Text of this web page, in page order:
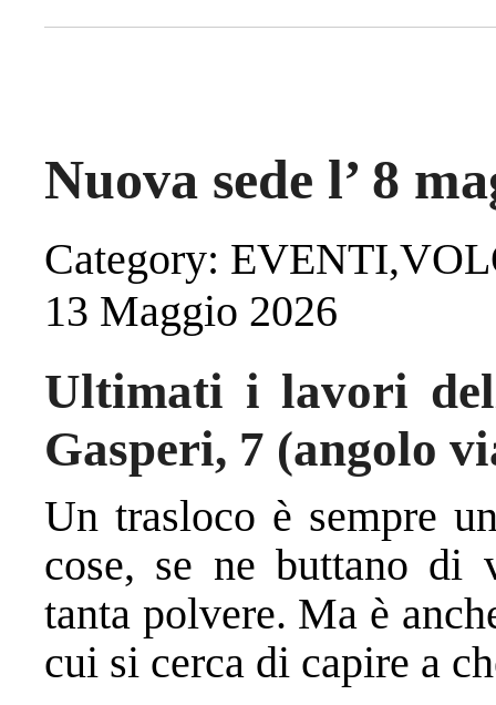
Nuova sede l’ 8
Category:
13 Maggio 2026
Ultimati i lavori
Gasperi, 7 (angolo
Un trasloco è sempre
cose, se ne buttano di
tanta polvere. Ma è
cui si cerca di capire a